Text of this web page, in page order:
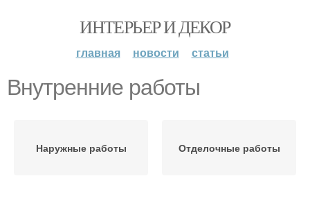
ИНТЕРЬЕР И ДЕКОР
главная новости статьи
Внутренние работы
Наружные работы Отделочные работы